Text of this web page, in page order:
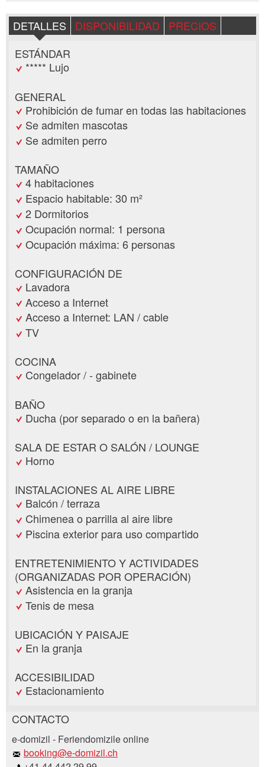
DETALLES DISPONIBILIDAD
PRECIOS
ESTÁNDAR
***** Lujo
GENERAL
Prohibición de fumar en todas las habitaciones
Se admiten mascotas
Se admiten perro
TAMAÑO
4 habitaciones
Espacio habitable: 30 m²
2 Dormitorios
Ocupación normal: 1 persona
Ocupación máxima: 6 personas
CONFIGURACIÓN DE
Lavadora
Acceso a Internet
Acceso a Internet: LAN / cable
TV
COCINA
Congelador / - gabinete
BAÑO
Ducha (por separado o en la bañera)
SALA DE ESTAR O SALÓN / LOUNGE
Horno
INSTALACIONES AL AIRE LIBRE
Balcón / terraza
Chimenea o parrilla al aire libre
Piscina exterior para uso compartido
ENTRETENIMIENTO Y ACTIVIDADES
(ORGANIZADAS POR OPERACIÓN)
Asistencia en la granja
Tenis de mesa
UBICACIÓN Y PAISAJE
En la granja
ACCESIBILIDAD
Estacionamiento
Reclamar por anuncio
Recomiende este anuncio a sus amigos.
CONTACTO
e-domizil - Feriendomizile online
booking@e-domizil.ch